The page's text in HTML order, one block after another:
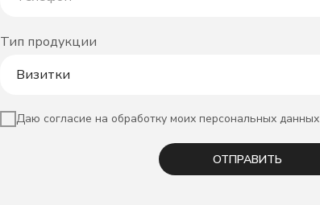
Тип продукции
Даю согласие на обработку моих персональных данных
ОТПРАВИТЬ